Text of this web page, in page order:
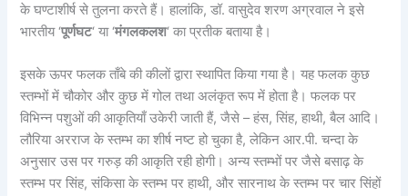
के घण्टाशीर्ष से तुलना करते हैं। हालांकि, डॉ. वासुदेव शरण अग्रवाल ने इसे
भारतीय ‘पूर्णघट‘ या ‘मंगलकलश‘ का प्रतीक बताया है।
इसके ऊपर फलक ताँबे की कीलों द्वारा स्थापित किया गया है। यह फलक कुछ
स्तम्भों में चौकोर और कुछ में गोल तथा अलंकृत रूप में होता है। फलक पर
विभिन्न पशुओं की आकृतियाँ उकेरी जाती हैं, जैसे – हंस, सिंह, हाथी, बैल आदि।
लौरिया अरराज के स्तम्भ का शीर्ष नष्ट हो चुका है, लेकिन आर.पी. चन्दा के
अनुसार उस पर गरुड़ की आकृति रही होगी। अन्य स्तम्भों पर जैसे बसाढ़ के
स्तम्भ पर सिंह, संकिसा के स्तम्भ पर हाथी, और सारनाथ के स्तम्भ पर चार सिंहों